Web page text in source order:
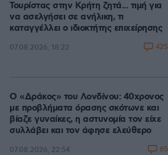
Τουρίστας στην Κρήτη ζητά... τιμή για
να ασελγήσει σε ανήλικη, τι
καταγγέλλει ο ιδιοκτήτης επιχείρησης
07.08.2026, 18:22 425
Ο «Δράκος» του Λονδίνου: 40χρονος
με προβλήματα όρασης σκότωνε και
βίαζε γυναίκες, η αστυνομία τον είχε
συλλάβει και τον άφησε ελεύθερο
07.08.2026, 22:54 65